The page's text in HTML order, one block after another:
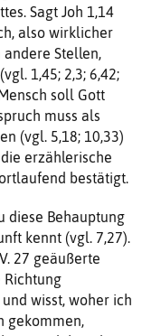
Sagt Joh 1,14
also wirklicher
Stellen,
1,45; 2,3; 6,42;
soll Gott
muss als
(vgl. 5,18; 10,33)
erzählerische
bestätigt.
diese Behauptung
kennt (vgl. 7,27).
27 geäußerte
Richtung
wisst, woher ich
gekommen,